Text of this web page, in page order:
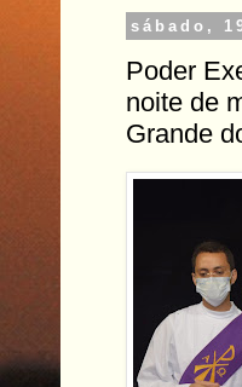
sábado,
Poder
noite de
Grande